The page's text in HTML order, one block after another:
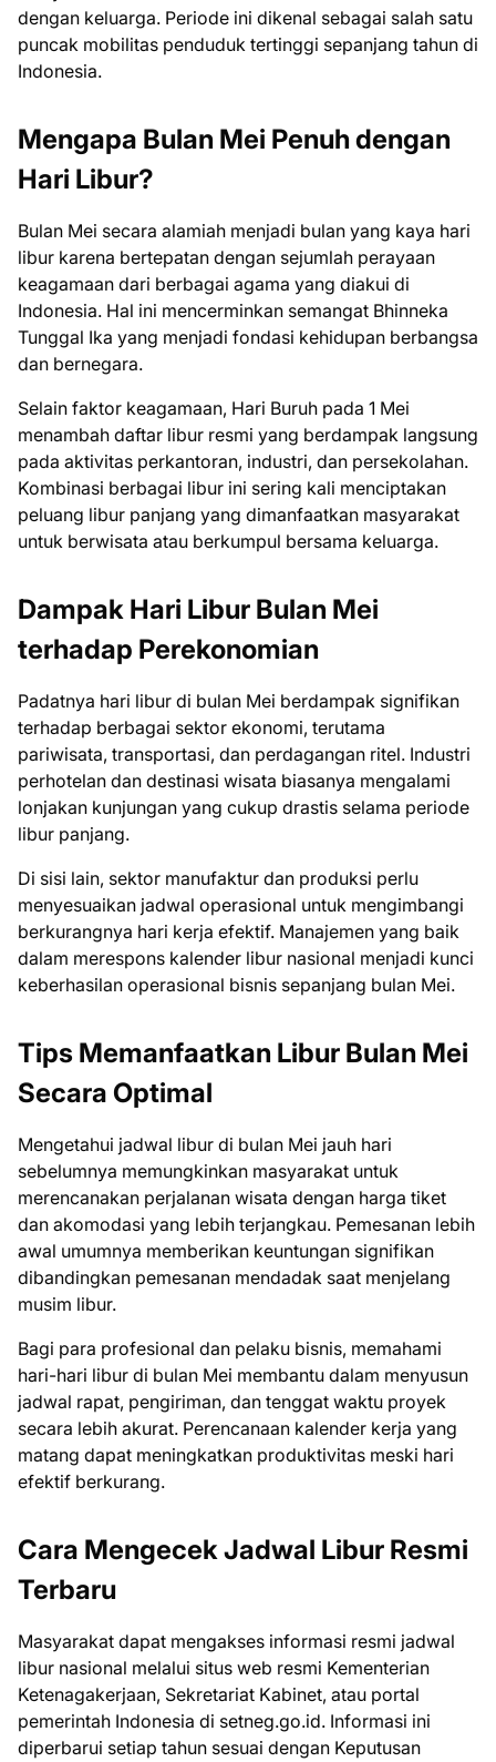
dengan keluarga. Periode ini dikenal sebagai salah satu
puncak mobilitas penduduk tertinggi sepanjang tahun di
Indonesia.
Mengapa Bulan Mei Penuh dengan
Hari Libur?
Bulan Mei secara alamiah menjadi bulan yang kaya hari
libur karena bertepatan dengan sejumlah perayaan
keagamaan dari berbagai agama yang diakui di
Indonesia. Hal ini mencerminkan semangat Bhinneka
Tunggal Ika yang menjadi fondasi kehidupan berbangsa
dan bernegara.
Selain faktor keagamaan, Hari Buruh pada 1 Mei
menambah daftar libur resmi yang berdampak langsung
pada aktivitas perkantoran, industri, dan persekolahan.
Kombinasi berbagai libur ini sering kali menciptakan
peluang libur panjang yang dimanfaatkan masyarakat
untuk berwisata atau berkumpul bersama keluarga.
Dampak Hari Libur Bulan Mei
terhadap Perekonomian
Padatnya hari libur di bulan Mei berdampak signifikan
terhadap berbagai sektor ekonomi, terutama
pariwisata, transportasi, dan perdagangan ritel. Industri
perhotelan dan destinasi wisata biasanya mengalami
lonjakan kunjungan yang cukup drastis selama periode
libur panjang.
Di sisi lain, sektor manufaktur dan produksi perlu
menyesuaikan jadwal operasional untuk mengimbangi
berkurangnya hari kerja efektif. Manajemen yang baik
dalam merespons kalender libur nasional menjadi kunci
keberhasilan operasional bisnis sepanjang bulan Mei.
Tips Memanfaatkan Libur Bulan Mei
Secara Optimal
Mengetahui jadwal libur di bulan Mei jauh hari
sebelumnya memungkinkan masyarakat untuk
merencanakan perjalanan wisata dengan harga tiket
dan akomodasi yang lebih terjangkau. Pemesanan lebih
awal umumnya memberikan keuntungan signifikan
dibandingkan pemesanan mendadak saat menjelang
musim libur.
Bagi para profesional dan pelaku bisnis, memahami
hari-hari libur di bulan Mei membantu dalam menyusun
jadwal rapat, pengiriman, dan tenggat waktu proyek
secara lebih akurat. Perencanaan kalender kerja yang
matang dapat meningkatkan produktivitas meski hari
efektif berkurang.
Cara Mengecek Jadwal Libur Resmi
Terbaru
Masyarakat dapat mengakses informasi resmi jadwal
libur nasional melalui situs web resmi Kementerian
Ketenagakerjaan, Sekretariat Kabinet, atau portal
pemerintah Indonesia di setneg.go.id. Informasi ini
diperbarui setiap tahun sesuai dengan Keputusan